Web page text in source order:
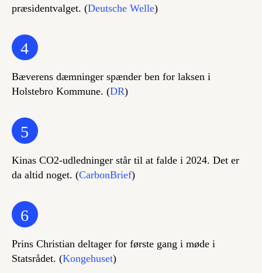
præsidentvalget. (Deutsche Welle)
4
Bæverens dæmninger spænder ben for laksen i
Holstebro Kommune. (DR)
5
Kinas CO2-udledninger står til at falde i 2024. Det er
da altid noget. (CarbonBrief)
6
Prins Christian deltager for første gang i møde i
Statsrådet. (Kongehuset)